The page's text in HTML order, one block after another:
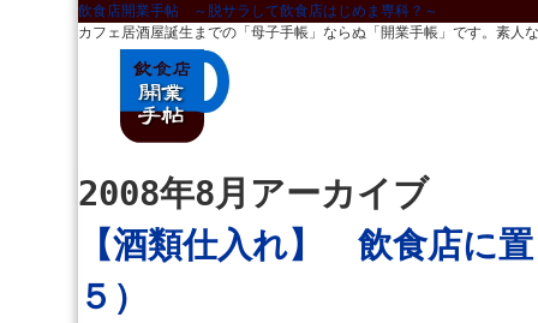
飲食店開業手帖 ～脱サラして飲食店はじめま専科？～
カフェ居酒屋誕生までの「母子手帳」ならぬ「開業手帳」です。素人
2008年8月アーカイブ
【酒類仕入れ】 飲食店に
５）